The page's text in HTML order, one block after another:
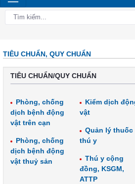
TIÊU CHUẨN, QUY CHUẨN
TIÊU CHUẨN/QUY CHUẨN
Phòng, chống
dịch bệnh động
vật trên cạn
Phòng, chống
dịch bệnh động
vật thuỷ sản
Kiểm dịch
vật
Quản lý thuốc
thú y
Thú y cộng
đồng, KSGM,
ATTP